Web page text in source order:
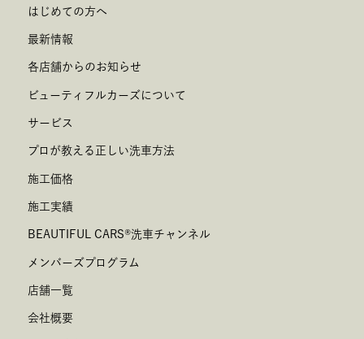
はじめての方へ
最新情報
各店舗からのお知らせ
ビューティフルカーズについて
サービス
プロが教える正しい洗車方法
施工価格
施工実績
BEAUTIFUL CARS®洗車チャンネル
メンバーズプログラム
店舗一覧
会社概要